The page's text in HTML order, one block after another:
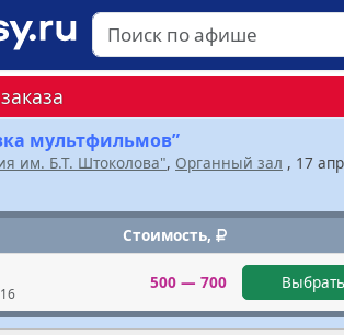
мультфильмов”
им. Б.Т. Штоколова", Органный зал , 17
Стоимость,
500 — 700